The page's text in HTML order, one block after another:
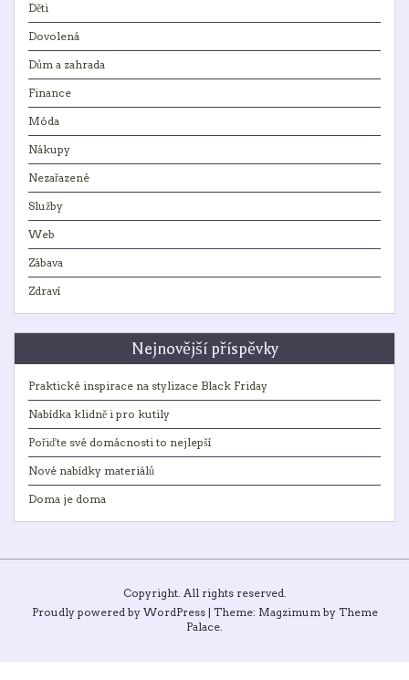
Děti
Dovolená
Dům a zahrada
Finance
Móda
Nákupy
Nezařazené
Služby
Web
Zábava
Zdraví
Nejnovější příspěvky
Praktické inspirace na stylizace Black Friday
Nabídka klidně i pro kutily
Pořiďte své domácnosti to nejlepší
Nové nabídky materiálů
Doma je doma
Copyright. All rights reserved.
Proudly powered by WordPress | Theme: Magzimum by Theme
Palace.